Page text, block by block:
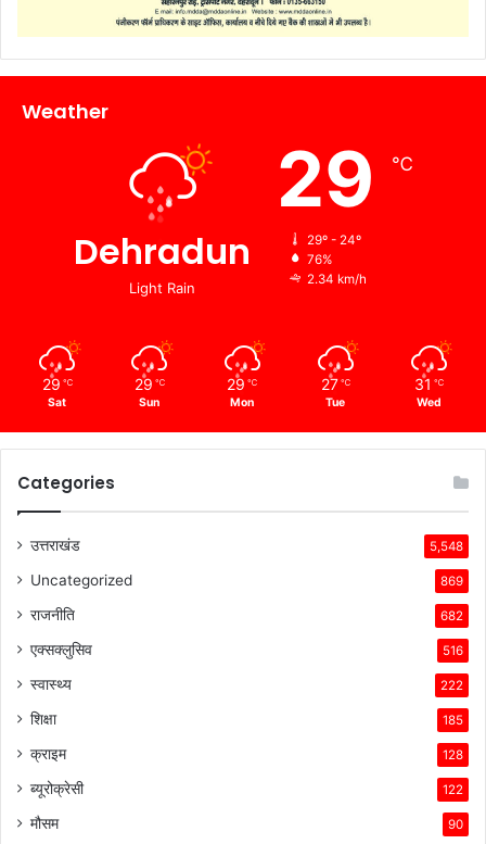
Weather
Dehradun
Light Rain
29 ℃
29º - 24º
76%
2.34 km/h
29 ℃
Sat
29 ℃
Sun
29 ℃
Mon
27 ℃
Tue
31 ℃
Wed
Categories
उत्तराखंड 5,548
Uncategorized 869
राजनीति 682
एक्सक्लुसिव 516
स्वास्थ्य 222
शिक्षा 185
क्राइम 128
ब्यूरोक्रेसी 122
मौसम 90